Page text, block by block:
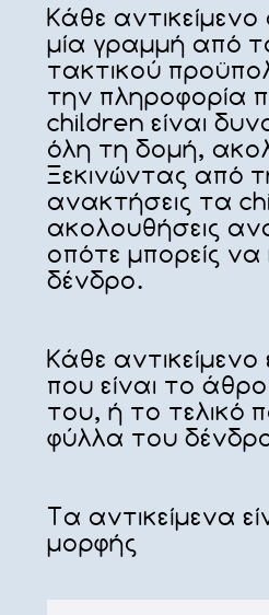
Κάθε
μία γραμμή από
τακτικού
την πληροφορία
children είναι
όλη τη δομή,
Ξεκινώντας από
ανακτήσεις τα
ακολουθήσεις
οπότε μπορείς
δένδρο.
Κάθε
που είναι το
του, ή το τελικό
φύλλα του
Τα αντικείμενα
μορφής